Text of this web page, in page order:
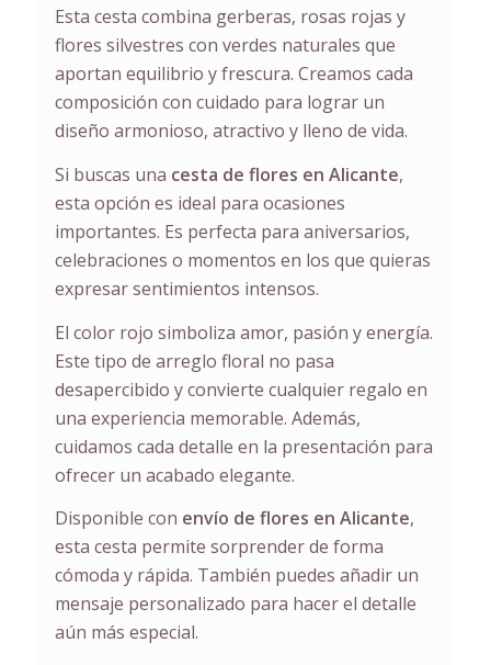
Esta cesta combina gerberas, rosas rojas y
flores silvestres con verdes naturales que
aportan equilibrio y frescura. Creamos cada
composición con cuidado para lograr un
diseño armonioso, atractivo y lleno de vida.
Si buscas una cesta de flores en Alicante,
esta opción es ideal para ocasiones
importantes. Es perfecta para aniversarios,
celebraciones o momentos en los que quieras
expresar sentimientos intensos.
El color rojo simboliza amor, pasión y energía.
Este tipo de arreglo floral no pasa
desapercibido y convierte cualquier regalo en
una experiencia memorable. Además,
cuidamos cada detalle en la presentación para
ofrecer un acabado elegante.
Disponible con envío de flores en Alicante,
esta cesta permite sorprender de forma
cómoda y rápida. También puedes añadir un
mensaje personalizado para hacer el detalle
aún más especial.